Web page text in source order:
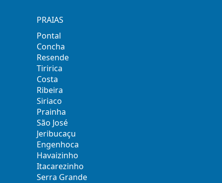
PRAIAS
Pontal
Concha
Resende
Tiririca
Costa
Ribeira
Siriaco
Prainha
São José
Jeribucaçu
Engenhoca
Havaizinho
Itacarezinho
Serra Grande